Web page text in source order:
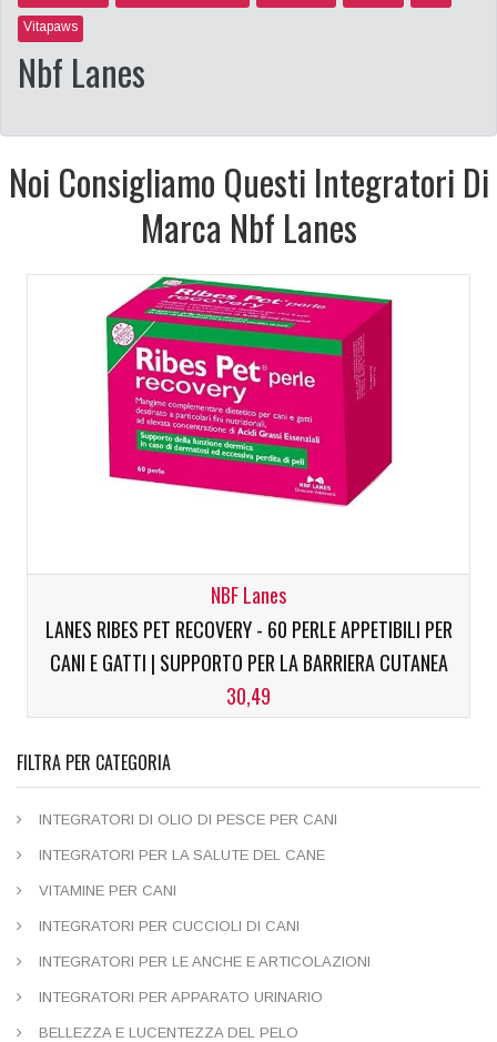
Vitapaws
Nbf Lanes
Noi Consigliamo Questi Integratori Di
Marca Nbf Lanes
NBF Lanes
LANES RIBES PET RECOVERY - 60 PERLE APPETIBILI PER
CANI E GATTI | SUPPORTO PER LA BARRIERA CUTANEA
30,49
FILTRA PER CATEGORIA
INTEGRATORI DI OLIO DI PESCE PER CANI
INTEGRATORI PER LA SALUTE DEL CANE
VITAMINE PER CANI
INTEGRATORI PER CUCCIOLI DI CANI
INTEGRATORI PER LE ANCHE E ARTICOLAZIONI
INTEGRATORI PER APPARATO URINARIO
BELLEZZA E LUCENTEZZA DEL PELO